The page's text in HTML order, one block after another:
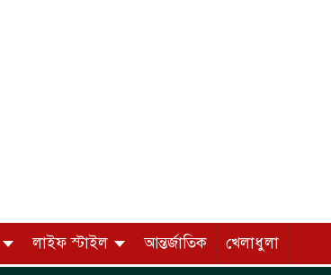
লাইফ স্টাইল আন্তর্জাতিক খেলাধুলা